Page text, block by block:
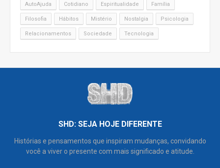
AutoAjuda Cotidiano Espiritualidade Família
Filosofia Hábitos Mistério Nostalgia Psicologia
Relacionamentos Sociedade Tecnologia
SHD: SEJA HOJE DIFERENTE
Histórias e pensamentos que inspiram mudanças, convidando
você a viver o presente com mais significado e atitude.